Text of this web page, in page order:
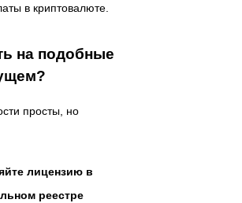
в криптовалюте.
на подобные
просты, но
лицензию в
реестре